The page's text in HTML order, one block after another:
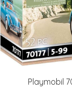
Playmobil